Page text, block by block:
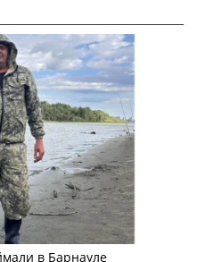
в Барнауле